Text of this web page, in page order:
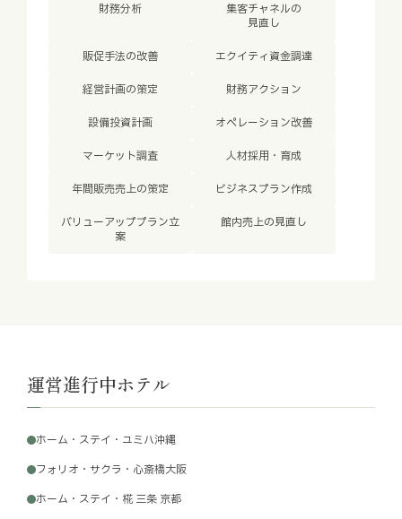
財務分析
集客チャネルの
見直し
販促手法の改善 エクイティ資金調達
経営計画の策定 財務アクション
設備投資計画 オペレーション改善
マーケット調査 人材採用・育成
年間販売売上の策定 ビジネスプラン作成
バリューアッププラン立
案
館内売上の見直し
運営進行中ホテル
ホーム・ステイ・ユミハ沖縄
フォリオ・サクラ・心斎橋大阪
ホーム・ステイ・椛 三条 京都